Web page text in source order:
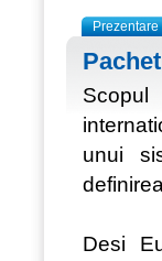
Prezentare
unui
Desi